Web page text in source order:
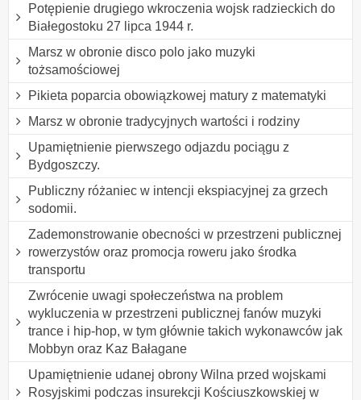
Potępienie drugiego wkroczenia wojsk radzieckich do
Białegostoku 27 lipca 1944 r.
Marsz w obronie disco polo jako muzyki
tożsamościowej
Pikieta poparcia obowiązkowej matury z matematyki
Marsz w obronie tradycyjnych wartości i rodziny
Upamiętnienie pierwszego odjazdu pociągu z
Bydgoszczy.
Publiczny różaniec w intencji ekspiacyjnej za grzech
sodomii.
Zademonstrowanie obecności w przestrzeni publicznej
rowerzystów oraz promocja roweru jako środka
transportu
Zwrócenie uwagi społeczeństwa na problem
wykluczenia w przestrzeni publicznej fanów muzyki
trance i hip-hop, w tym głównie takich wykonawców jak
Mobbyn oraz Kaz Bałagane
Upamiętnienie udanej obrony Wilna przed wojskami
Rosyjskimi podczas insurekcji Kościuszkowskiej w